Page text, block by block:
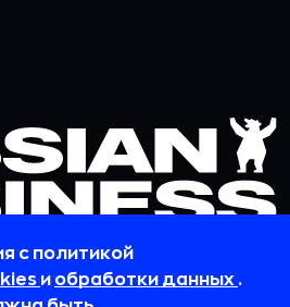
ИНН 7729703526, КПП 772501001,
с политикой
и обработки данных .